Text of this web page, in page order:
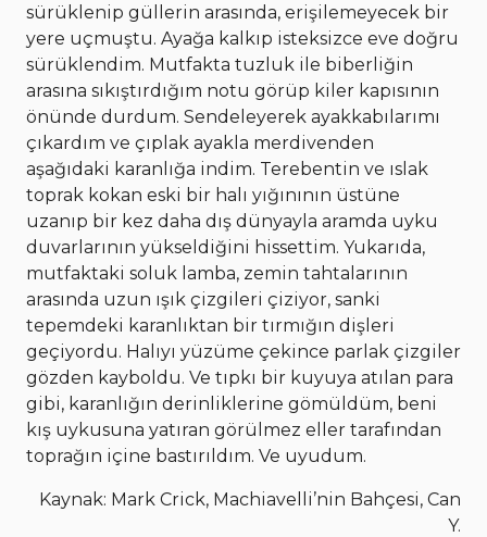
sürüklenip güllerin arasında, erişilemeyecek bir
yere uçmuştu. Ayağa kalkıp isteksizce eve doğru
sürüklendim. Mutfakta tuzluk ile biberliğin
arasına sıkıştırdığım notu görüp kiler kapısının
önünde durdum. Sendeleyerek ayakkabılarımı
çıkardım ve çıplak ayakla merdivenden
aşağıdaki karanlığa indim. Terebentin ve ıslak
toprak kokan eski bir halı yığınının üstüne
uzanıp bir kez daha dış dünyayla aramda uyku
duvarlarının yükseldiğini hissettim. Yukarıda,
mutfaktaki soluk lamba, zemin tahtalarının
arasında uzun ışık çizgileri çiziyor, sanki
tepemdeki karanlıktan bir tırmığın dişleri
geçiyordu. Halıyı yüzüme çekince parlak çizgiler
gözden kayboldu. Ve tıpkı bir kuyuya atılan para
gibi, karanlığın derinliklerine gömüldüm, beni
kış uykusuna yatıran görülmez eller tarafından
toprağın içine bastırıldım. Ve uyudum.
Kaynak: Mark Crick, Machiavelli’nin Bahçesi, Can
Y.